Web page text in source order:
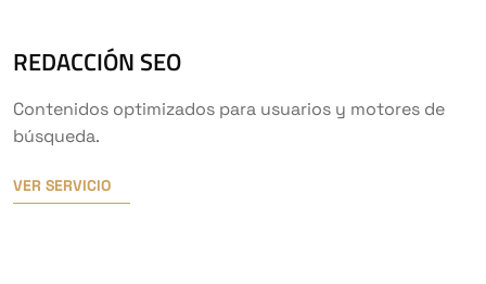
REDACCIÓN SEO
Contenidos optimizados para usuarios y motores de
búsqueda.
VER SERVICIO